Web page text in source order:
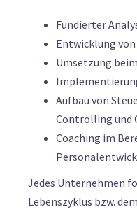
Fundierter
Entwicklung
Umsetzung
Aufbau von
Controlling und
Coaching im
Jedes Unternehmen
Lebenszyklus bzw.